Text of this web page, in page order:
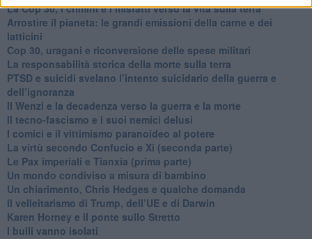
La Cop 30, i crimini e i misfatti verso la vita sulla terra
Arrostire il pianeta: le grandi emissioni della carne e dei
latticini
​Cop 30, uragani e riconversione delle spese militari
La responsabilità storica della morte sulla terra
PTSD e suicidi svelano l’intento suicidario della guerra e
dell’ignoranza
Il Wenzi e la decadenza verso la guerra e la morte
​Il tecno-fascismo e i suoi nemici delusi
​I comici e il vittimismo paranoideo al potere
​La virtù secondo Confucio e Xi (seconda parte)
Le Pax imperiali e Tianxia (prima parte)
Un mondo condiviso a misura di bambino
​Un chiarimento, Chris Hedges e qualche domanda
Il velleitarismo di Trump, dell’UE e di Darwin
​Karen Horney e il ponte sullo Stretto
​I bulli vanno isolati